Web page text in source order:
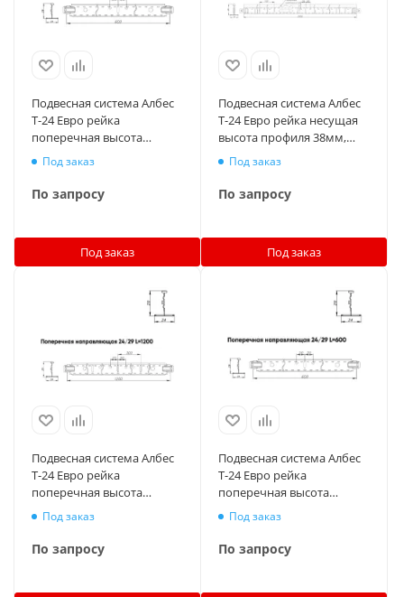
Подвесная система Албес
T-24 Евро рейка
поперечная высота
профиля 29мм, длина
600мм, суперхром
Под заказ
По запросу
Под заказ
Подвесная система Албес
T-24 Евро рейка несущая
высота профиля 38мм,
длина 3700мм, окраска по
Под заказ
По запросу
Под заказ
Подвесная система Албес
T-24 Евро рейка
поперечная высота
профиля 29мм, длина
1200мм, окраска по RAL
Под заказ
По запросу
Подвесная система Албес
T-24 Евро рейка
поперечная высота
профиля 29мм, длина
600мм, окраска по RAL
Под заказ
По запросу